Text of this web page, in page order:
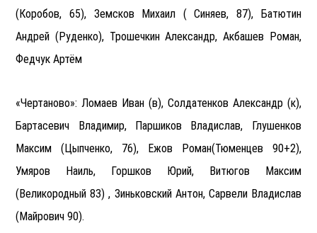
(Коробов, 65), Земсков Михаил ( Синяев, 87), Батютин
Андрей (Руденко), Трошечкин Александр, Акбашев Роман,
Федчук Артём
«Чертаново»: Ломаев Иван (в), Солдатенков Александр (к),
Бартасевич Владимир, Паршиков Владислав, Глушенков
Максим (Цыпченко, 76), Ежов Роман(Тюменцев 90+2),
Умяров Наиль, Горшков Юрий, Витюгов Максим
(Великородный 83) , Зиньковский Антон, Сарвели Владислав
(Майрович 90).